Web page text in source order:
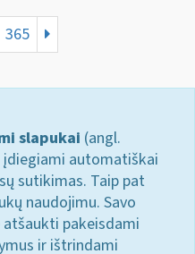
365
slapukai (angl.
automatiškai
sutikimas. Taip pat
naudojimu. Savo
pakeisdami
ir ištrindami